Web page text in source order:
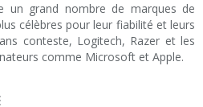
un grand nombre de marques de
célèbres pour leur fiabilité et leurs
conteste, Logitech, Razer et les
comme Microsoft et Apple.